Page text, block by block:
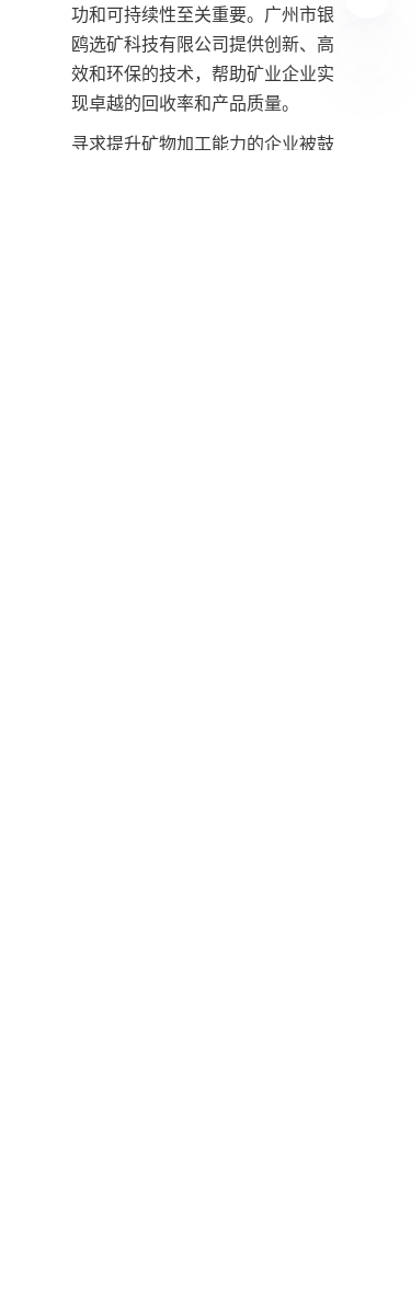
功和可持续性至关重要。广州市银
鸥选矿科技有限公司提供创新、高
效和环保的技术，帮助矿业企业实
现卓越的回收率和产品质量。
寻求提升矿物加工能力的企业被鼓